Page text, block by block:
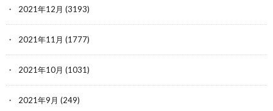
2021年12月 (3193)
2021年11月 (1777)
2021年10月 (1031)
2021年9月 (249)